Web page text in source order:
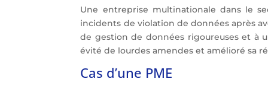
Une entreprise multinationale dans le
incidents de violation de données après
de gestion de données rigoureuses et à
évité de lourdes amendes et amélioré sa
Cas d’une PME